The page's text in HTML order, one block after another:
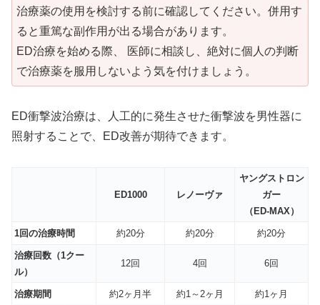
治療薬の使用を検討する前に確認してください。併用す
ると重篤な副作用が出る場合があります。
ED治療を始める際、 医師に相談し、絶対に個人の判断
で治療薬を服用しないよう気を付けましょう。
ED衝撃波治療は、人工的に発生させた衝撃波を男性器に
照射することで、ED改善が期待できます。
ED1000 レノーヴァ
ヤングストロン
ガー
（ED-MAX）
1回の治療時間 約20分 約20分 約20分
治療回数（1クー
ル）
12回 4回 6回
治療期間 約2ヶ月半 約1～2ヶ月 約1ヶ月